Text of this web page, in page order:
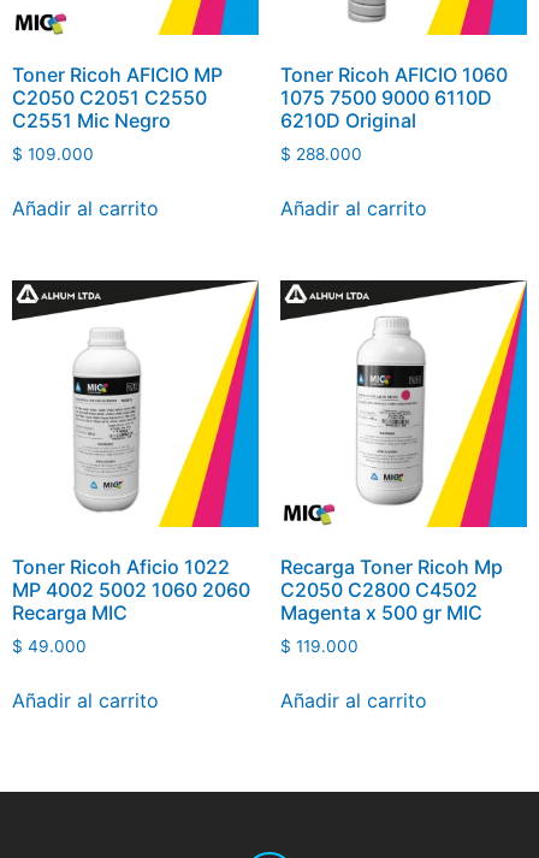
Toner Ricoh AFICIO MP
C2050 C2051 C2550
C2551 Mic Negro
$ 109.000
Añadir al carrito
Toner Ricoh AFICIO 1060
1075 7500 9000 6110D
6210D Original
$ 288.000
Añadir al carrito
Toner Ricoh Aficio 1022
MP 4002 5002 1060 2060
Recarga MIC
$ 49.000
Añadir al carrito
Recarga Toner Ricoh Mp
C2050 C2800 C4502
Magenta x 500 gr MIC
$ 119.000
Añadir al carrito